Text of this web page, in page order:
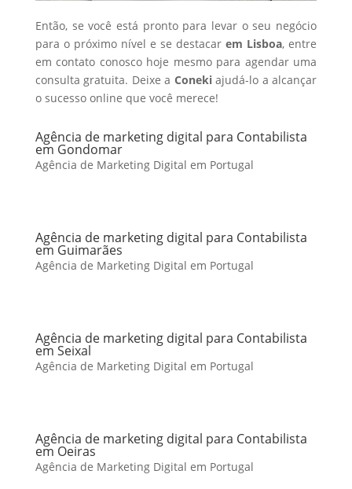
Então, se você está pronto para levar o seu negócio
para o próximo nível e se destacarem Lisboa, entre
em contato conosco hoje mesmo para agendar uma
consulta gratuita. Deixe a Conekiajudá-lo a alcançar
o sucesso online que você merece!
Agência de marketing digital para Contabilista
em Gondomar
Agência de Marketing Digital em Portugal
Agência de marketing digital para Contabilista
em Guimarães
Agência de Marketing Digital em Portugal
Agência de marketing digital para Contabilista
em Seixal
Agência de Marketing Digital em Portugal
Agência de marketing digital para Contabilista
em Oeiras
Agência de Marketing Digital em Portugal